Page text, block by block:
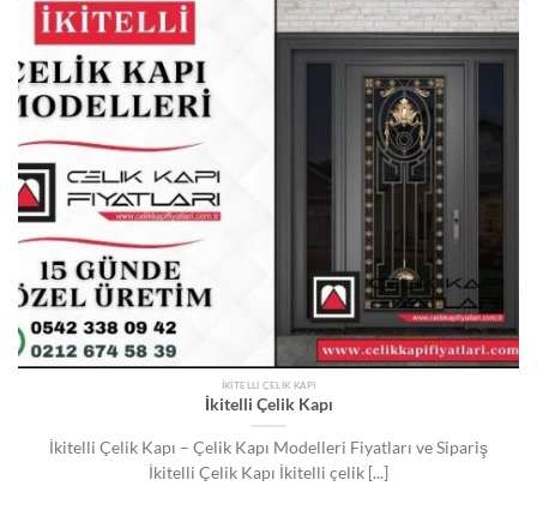
İKITELLI ÇELIK KAPI
İkitelli Çelik Kapı
İkitelli Çelik Kapı – Çelik Kapı Modelleri Fiyatları ve Sipariş
İkitelli Çelik Kapı İkitelli çelik [...]